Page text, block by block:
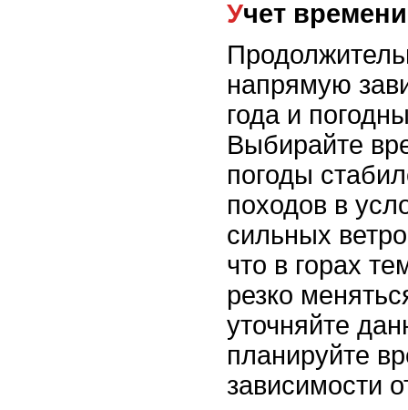
Учет
напрямую
года и
Выбирайте
погоды
походов в
сильных
что в горах
резко
уточняйте
планируйте
зависимости